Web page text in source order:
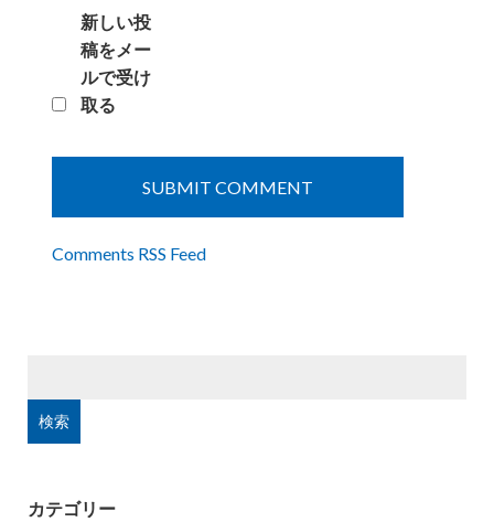
新しい投
稿をメー
ルで受け
取る
Comments RSS Feed
カテゴリー